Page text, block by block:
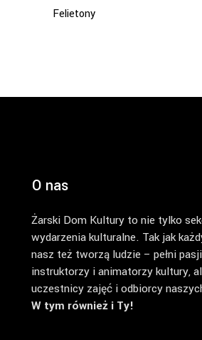
Felietony
O nas
Żarski Dom Kultury to nie tylko
wydarzenia kulturalne. Tak jak
nasz też tworzą ludzie – pełni pasji
instruktorzy i animatorzy kultury,
uczestnicy zajęć i odbiorcy
W tym również i Ty!